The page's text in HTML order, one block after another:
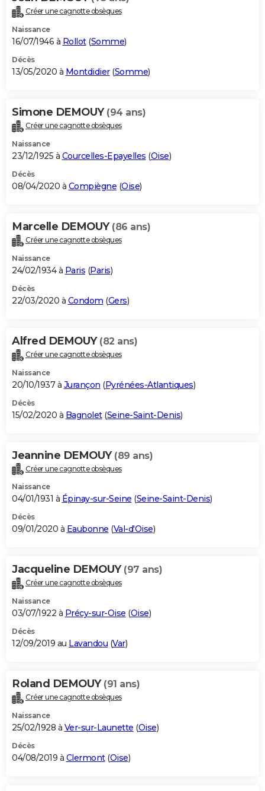
Créer une cagnotte obsèques
Naissance
16/07/1946 à Rollot(Somme)
Décès
13/05/2020 à Montdidier(Somme)
Simone DEMOUY (94 ans)
Créer une cagnotte obsèques
Naissance
23/12/1925 à Courcelles-Epayelles (Oise)
Décès
08/04/2020 à Compiègne (Oise)
Marcelle DEMOUY (86 ans)
Créer une cagnotte obsèques
Naissance
24/02/1934 à Paris (Paris)
Décès
22/03/2020 à Condom (Gers)
Alfred DEMOUY (82 ans)
Créer une cagnotte obsèques
Naissance
20/10/1937 à Jurançon (Pyrénées-Atlantiques)
Décès
15/02/2020 à Bagnolet(Seine-Saint-Denis)
Jeannine DEMOUY (89 ans)
Créer une cagnotte obsèques
Naissance
04/01/1931 à Épinay-sur-Seine (Seine-Saint-Denis)
Décès
09/01/2020 à Eaubonne (Val-d'Oise)
Jacqueline DEMOUY (97 ans)
Créer une cagnotte obsèques
Naissance
03/07/1922 à Précy-sur-Oise (Oise)
Décès
12/09/2019 au Lavandou (Var)
Roland DEMOUY (91 ans)
Créer une cagnotte obsèques
Naissance
25/02/1928 à Ver-sur-Launette (Oise)
Décès
04/08/2019 à Clermont(Oise)